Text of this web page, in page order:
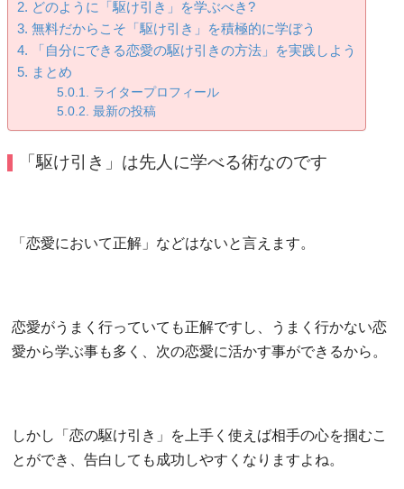
どのように「駆け引き」を学ぶべき?
無料だからこそ「駆け引き」を積極的に学ぼう
「自分にできる恋愛の駆け引きの方法」を実践しよう
まとめ
ライタープロフィール
最新の投稿
「駆け引き」は先人に学べる術なのです
「恋愛において正解」などはないと言えます。
恋愛がうまく行っていても正解ですし、うまく行かない恋
愛から学ぶ事も多く、次の恋愛に活かす事ができるから。
しかし「恋の駆け引き」を上手く使えば相手の心を掴むこ
とができ、告白しても成功しやすくなりますよね。